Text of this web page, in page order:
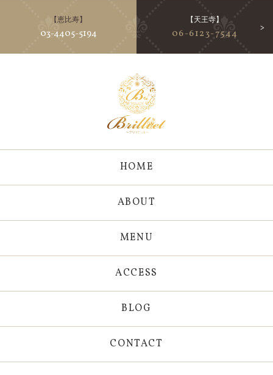
【恵比寿】
03-4405-5194
【天王寺】
06-6123-7544
HOME
ABOUT
MENU
ACCESS
BLOG
CONTACT